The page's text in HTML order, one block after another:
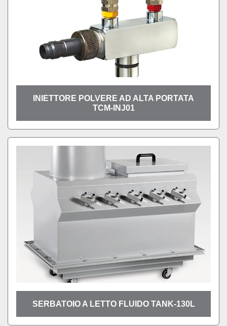
INIETTORE POLVERE AD ALTA PORTATA
TCM-INJ01
SERBATOIO A LETTO FLUIDO TANK-130L